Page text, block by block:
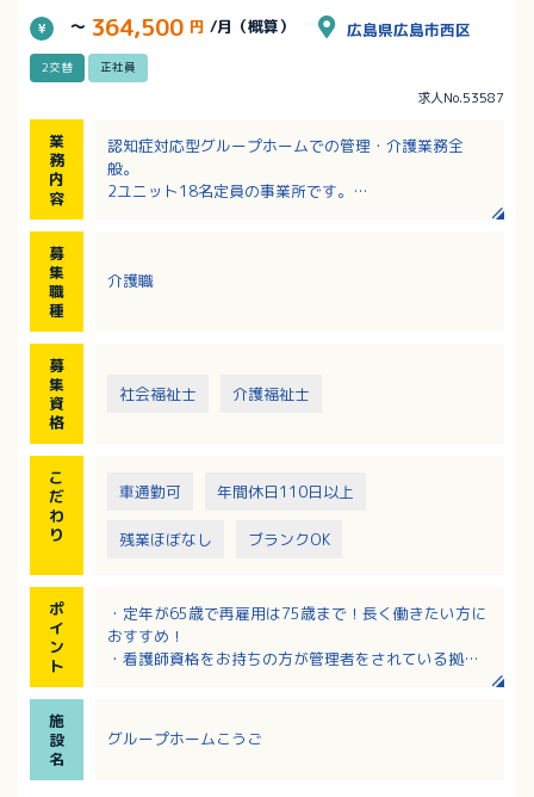
～ 364,500 円 /月（概算） 広島県広島市西区
2交替 正社員
求人No.53587
業
務
内
容
認知症対応型グループホームでの管理・介護業務全
般。
2ユニット18名定員の事業所です。
※昼間は3名、夜間は1名の職員体制です。
募
集
職
種
介護職
募
集
資
格
社会福祉士 介護福祉士
こ
だ
わ
り
車通勤可 年間休日110日以上
残業ほぼなし ブランクOK
ポ
イ
ン
ト
・定年が65歳で再雇用は75歳まで！長く働きたい方に
おすすめ！
・看護師資格をお持ちの方が管理者をされている拠点
る職場です。
・うれしい年間休日115日♪
施
設
名
グループホームこうご